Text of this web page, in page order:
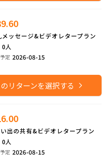
ッセージ&ビデオレタープラン
0人
定 2026-08-15
リターンを選択する
出の共有&ビデオレタープラン
0人
定 2026-08-15